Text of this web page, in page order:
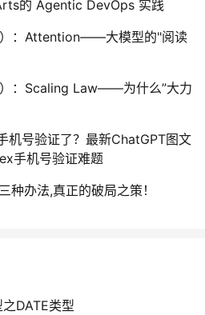
的 Agentic DevOps 实践
）：Attention——大模型的"阅读
：Scaling Law——为什么”大力
机号验证了？最新ChatGPT图文
手机号验证难题
办法,真正的破局之策！
DATE类型